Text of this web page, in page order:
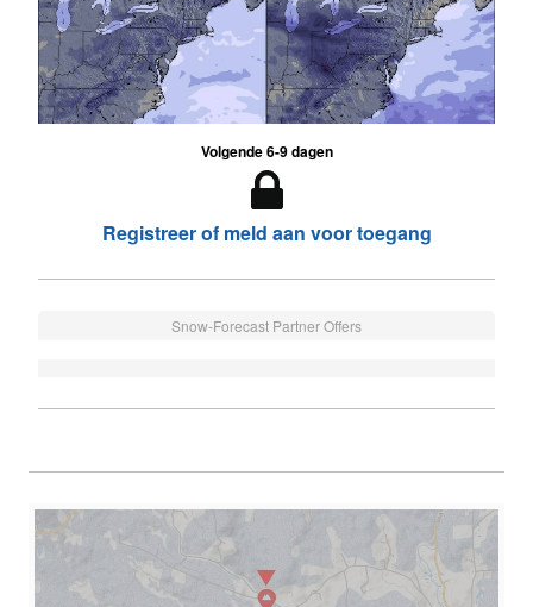
Volgende 6-9 dagen
Registreer of meld aan voor toegang
Snow-Forecast Partner Offers